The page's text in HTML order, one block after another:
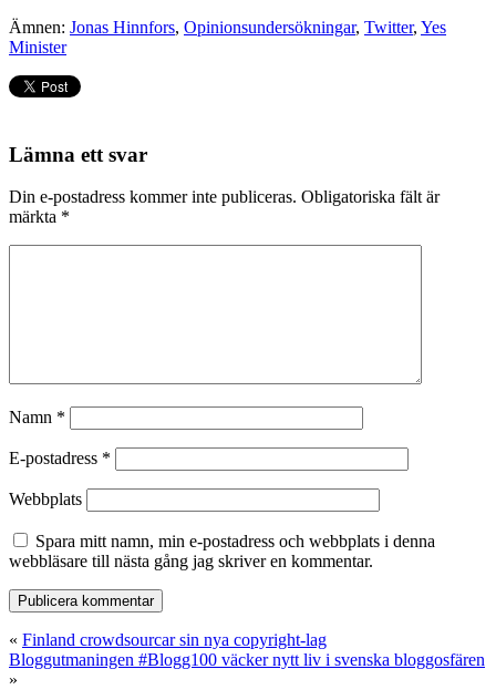
Ämnen: Jonas Hinnfors, Opinionsundersökningar, Twitter, Yes
Minister
Lämna ett svar
Din e-postadress kommer inte publiceras. Obligatoriska fält är
märkta *
Namn *
E-postadress *
Webbplats
Spara mitt namn, min e-postadress och webbplats i denna
webbläsare till nästa gång jag skriver en kommentar.
« Finland crowdsourcar sin nya copyright-lag
Bloggutmaningen #Blogg100 väcker nytt liv i svenska bloggosfären
»